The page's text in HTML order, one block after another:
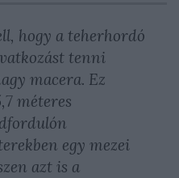
hogy a teherhordó
tenni
macera. Ez
méteres
egy mezei
azt is a